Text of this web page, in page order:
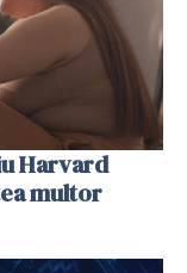
Harvard
multor